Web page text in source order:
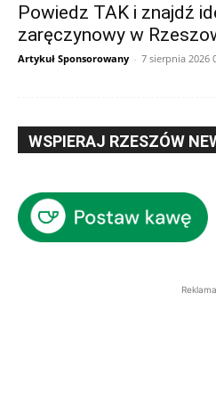
Powiedz TAK i znajdź
zaręczynowy w
Artykuł Sponsorowany - 7 sierpnia 2026
WSPIERAJ RZESZÓW
Reklama